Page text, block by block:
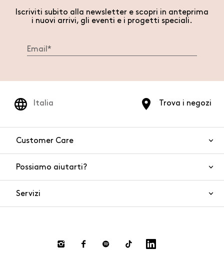
Iscriviti subito alla newsletter e scopri in anteprima
i nuovi arrivi, gli eventi e i progetti speciali.
Trova i negozi
Italia
Customer Care
Sicurezza del prodotto
Possiamo aiutarti?
Pagamenti
Servizi
Click and collect